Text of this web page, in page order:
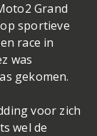
Grand
sportieve
race in
was
gekomen.
voor zich
wel de